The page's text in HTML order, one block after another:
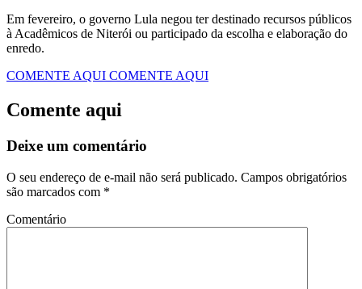
Em fevereiro, o governo Lula negou ter destinado recursos públicos
à Acadêmicos de Niterói ou participado da escolha e elaboração do
enredo.
COMENTE AQUI COMENTE AQUI
Comente aqui
Deixe um comentário
O seu endereço de e-mail não será publicado. Campos obrigatórios
são marcados com *
Comentário